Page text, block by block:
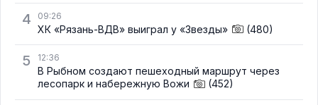
4 09:26
ХК «Рязань-ВДВ» выиграл у «Звезды» (480)
5 12:36
В Рыбном создают пешеходный маршрут через
лесопарк и набережную Вожи
(452)